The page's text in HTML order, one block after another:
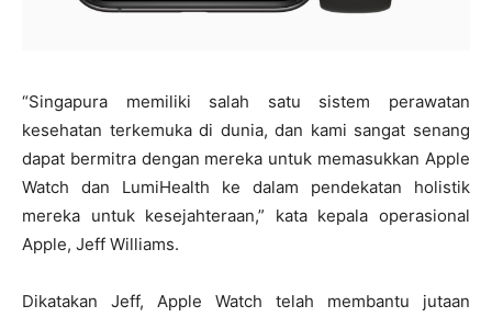
“Singapura memiliki salah satu sistem perawatan
kesehatan terkemuka di dunia, dan kami sangat senang
dapat bermitra dengan mereka untuk memasukkan Apple
Watch dan LumiHealth ke dalam pendekatan holistik
mereka untuk kesejahteraan,” kata kepala operasional
Apple, Jeff Williams.
Dikatakan Jeff, Apple Watch telah membantu jutaan